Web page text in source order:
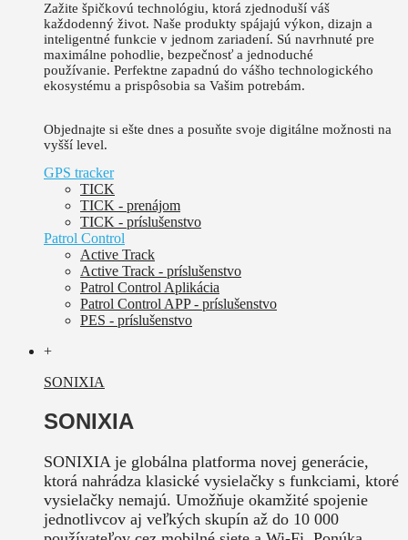
Zažite špičkovú technológiu, ktorá zjednoduší váš
každodenný život. Naše produkty spájajú výkon, dizajn a
inteligentné funkcie v jednom zariadení. Sú navrhnuté pre
maximálne pohodlie, bezpečnosť a jednoduché
používanie. Perfektne zapadnú do vášho technologického
ekosystému a prispôsobia sa Vašim potrebám.
Objednajte si ešte dnes a posuňte svoje digitálne možnosti na
vyšší level.
GPS tracker
TICK
TICK - prenájom
TICK - príslušenstvo
Patrol Control
Active Track
Active Track - príslušenstvo
Patrol Control Aplikácia
Patrol Control APP - príslušenstvo
PES - príslušenstvo
+
SONIXIA
SONIXIA
SONIXIA je globálna platforma novej generácie,
ktorá nahrádza klasické vysielačky s funkciami, ktoré
vysielačky nemajú. Umožňuje okamžité spojenie
jednotlivcov aj veľkých skupín až do 10 000